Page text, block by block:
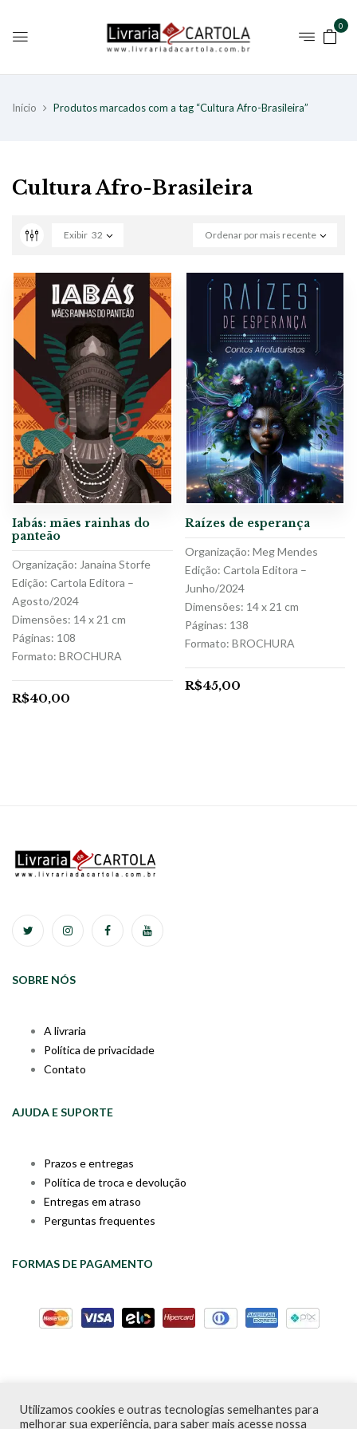
0
Início Produtos marcados com a tag “Cultura Afro-Brasileira”
Cultura Afro-Brasileira
Ordenar por mais recente
Exibir 32
Iabás: mães rainhas do
panteão
Organização: Janaina Storfe
Edição: Cartola Editora –
Agosto/2024
Dimensões: 14 x 21 cm
Páginas: 108
Formato: BROCHURA
R$40,00
Raízes de esperança
Organização: Meg Mendes
Edição: Cartola Editora –
Junho/2024
Dimensões: 14 x 21 cm
Páginas: 138
Formato: BROCHURA
R$45,00
SOBRE NÓS
A livraria
Política de privacidade
Contato
AJUDA E SUPORTE
Prazos e entregas
Política de troca e devolução
Entregas em atraso
Perguntas frequentes
FORMAS DE PAGAMENTO
Livraria da Cartola © Desde 2020 | CNPJ: 31.298.135/0001-09 |
Utilizamos cookies e outras tecnologias semelhantes para
melhorar sua experiência, para saber mais acesse nossa